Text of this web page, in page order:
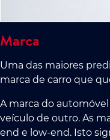
Marca
Uma das maiores
marca de carro que
A marca do
veículo de outro. As
end e low-end. Isto